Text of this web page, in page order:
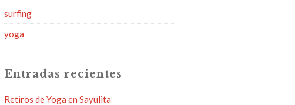
surfing
yoga
Entradas recientes
Retiros de Yoga en Sayulita